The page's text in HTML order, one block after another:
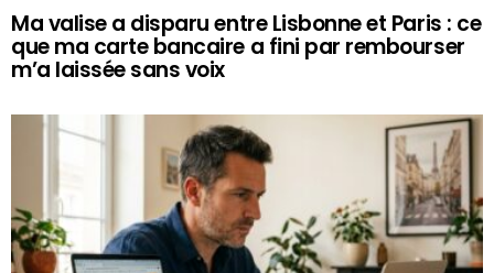
Ma valise a disparu entre Lisbonne et Paris : ce
que ma carte bancaire a fini par rembourser
m’a laissée sans voix